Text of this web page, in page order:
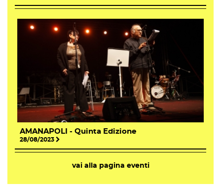
AMANAPOLI - Quinta Edizione
28/08/2023
vai alla pagina eventi